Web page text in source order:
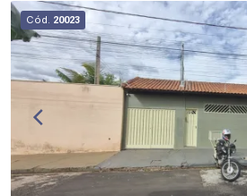
Cód. 20023